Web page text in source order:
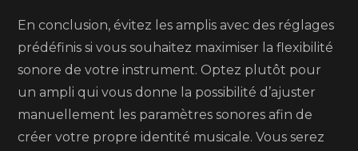
En conclusion, évitez les amplis avec des réglages
prédéfinis si vous souhaitez maximiser la flexibilité
sonore de votre instrument. Optez plutôt pour
un ampli qui vous donne la possibilité d’ajuster
manuellement les paramètres sonores afin de
créer votre propre identité musicale. Vous serez